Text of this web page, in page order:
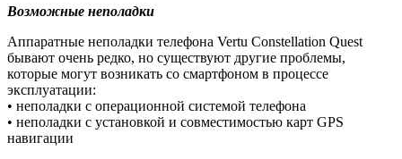
Возможные неполадки
Аппаратные неполадки телефона Vertu Constellation Quest
бывают очень редко, но существуют другие проблемы,
которые могут возникать со смартфоном в процессе
эксплуатации:
• неполадки с операционной системой телефона
• неполадки с установкой и совместимостью карт GPS
навигации